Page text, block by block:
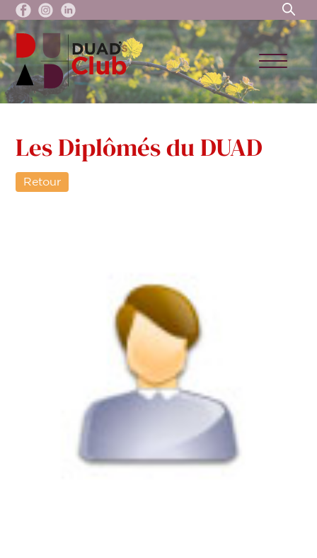
Les Diplômés du DUAD
Retour